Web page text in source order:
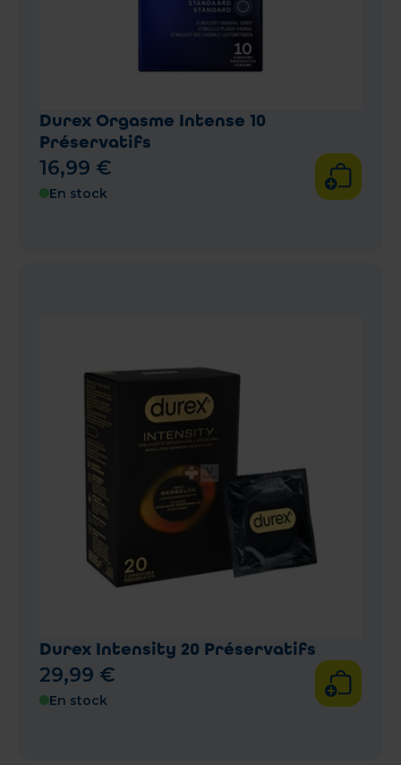
Durex Orgasme Intense 10
Préservatifs
16,99 €
En stock
Durex Intensity 20 Préservatifs
29,99 €
En stock